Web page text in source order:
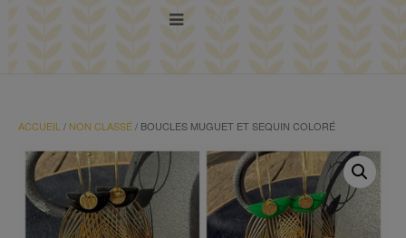
ACCUEIL / NON CLASSÉ/ BOUCLES MUGUET ET SEQUIN COLORÉ